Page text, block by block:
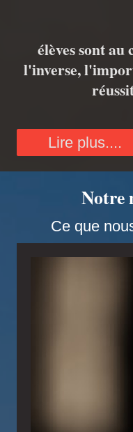
élèves sont
l'inverse,
Lire plus....
Notre
Ce que